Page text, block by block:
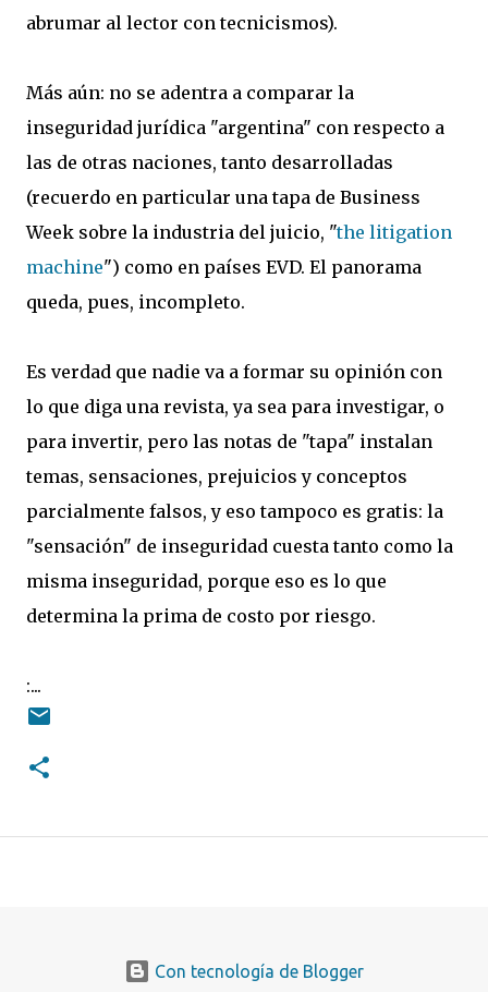
abrumar al lector con tecnicismos).
Más aún: no se adentra a comparar la
inseguridad jurídica "argentina" con respecto a
las de otras naciones, tanto desarrolladas
(recuerdo en particular una tapa de Business
Week sobre la industria del juicio, "the litigation
machine") como en países EVD. El panorama
queda, pues, incompleto.
Es verdad que nadie va a formar su opinión con
lo que diga una revista, ya sea para investigar, o
para invertir, pero las notas de "tapa" instalan
temas, sensaciones, prejuicios y conceptos
parcialmente falsos, y eso tampoco es gratis: la
"sensación" de inseguridad cuesta tanto como la
misma inseguridad, porque eso es lo que
determina la prima de costo por riesgo.
:...
Con tecnología de Blogger